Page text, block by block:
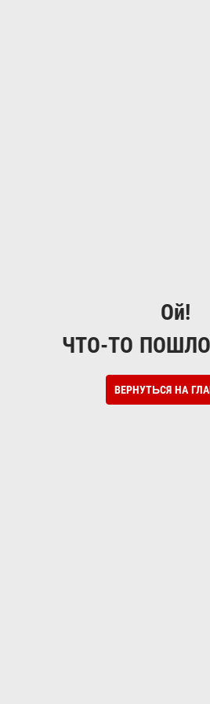
Ой!
ЧТО-ТО
ВЕРНУТЬСЯ НА